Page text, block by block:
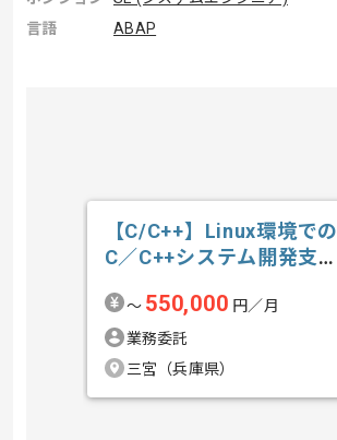
言語
ABAP
【C/C++】Linux環境での
C／C++システム開発支援
〜 550,000 円／月
業務委託
三宮（兵庫県）